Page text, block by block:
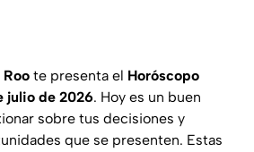
te presenta el Horóscopo
julio de 2026. Hoy es un buen
sobre tus decisiones y
que se presenten. Estas